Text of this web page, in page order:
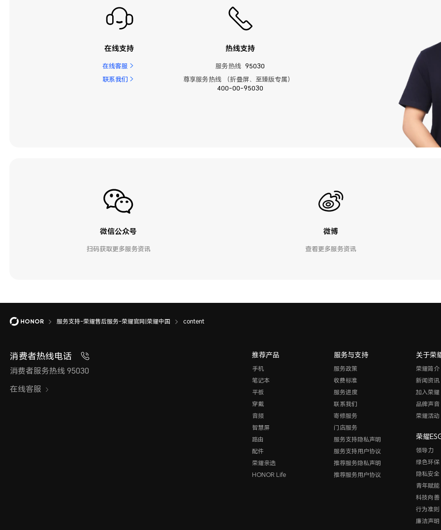
在线支持
在线客服
联系我们
热线支持
服务热线 95030
尊享服务热线 （折叠屏、至臻版专属）
400-00-95030
微信公众号
扫码获取更多服务资讯
微博
查看更多服务资讯
服务支持-荣耀售后服务-荣耀官网|荣耀中国 content
消费者热线电话
消费者服务热线 95030
在线客服
推荐产品
手机
笔记本
平板
穿戴
音频
智慧屏
路由
配件
荣耀亲选
HONOR Life
服务与支持
服务政策
收费标准
服务进度
联系我们
寄修服务
门店服务
服务支持隐私声明
服务支持用户协议
推荐服务隐私声明
推荐服务用户协议
关于荣
荣耀简介
新闻资讯
加入荣耀
品牌声音
荣耀活动
荣耀
领导力
绿色环保
隐私安全
青年赋能
科技向善
行为准则
廉洁声明